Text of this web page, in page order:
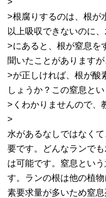
>
>根腐りするのは、根が
以上吸収できないのに
>にあると、根が窒息を
聞いたことがあります
>が正しければ、根が酸
しょうか？この窒息と
>くわかりませんので、
>
水があるなしではなく
要です。どんなランで
は可能です。窒息とい
す。ランの根は他の植
素要求量が多いため窒